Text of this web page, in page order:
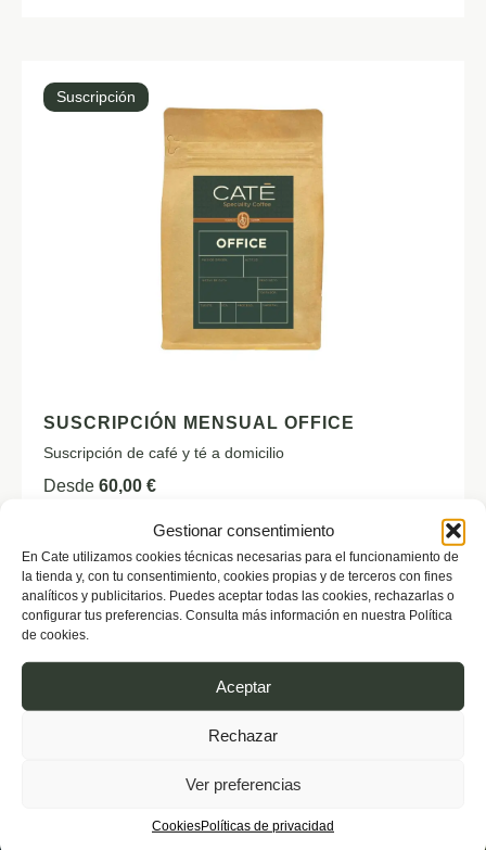
Gestionar consentimiento
En Cate utilizamos cookies técnicas necesarias para el funcionamiento de
la tienda y, con tu consentimiento, cookies propias y de terceros con fines
analíticos y publicitarios. Puedes aceptar todas las cookies, rechazarlas o
configurar tus preferencias. Consulta más información en nuestra Política
de cookies.
Aceptar
Rechazar
Ver preferencias
CookiesPolíticas de privacidad
Suscripción
SUSCRIPCIÓN MENSUAL OFFICE
Suscripción de café y té a domicilio
Desde 60,00 €
El valor del café de
especialidad
de un proceso cuidado desde el origen: granos
artesanos y un perfil de sabor que cuenta una historia